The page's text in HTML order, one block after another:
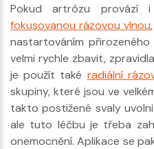
Pokud artrózu provází
fokusovanou rázovou vlnou
nastartováním
velmi rychle zbavit,
je použít také radiální
skupiny, které jsou ve
takto postižené svaly
ale tuto léčbu je třeba
onemocnění. Aplikace se